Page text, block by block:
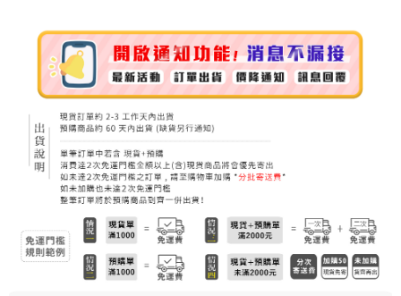
全家取貨付款
每筆NT$80，滿NT$999(含以上)免運費
每筆NT$80，滿NT$999(含以上)免運費
7-11取貨付款
每筆NT$80，滿NT$999(含以上)免運費
7-11純取貨 (先付款
每筆NT$80，滿NT$999(含以上)免運費